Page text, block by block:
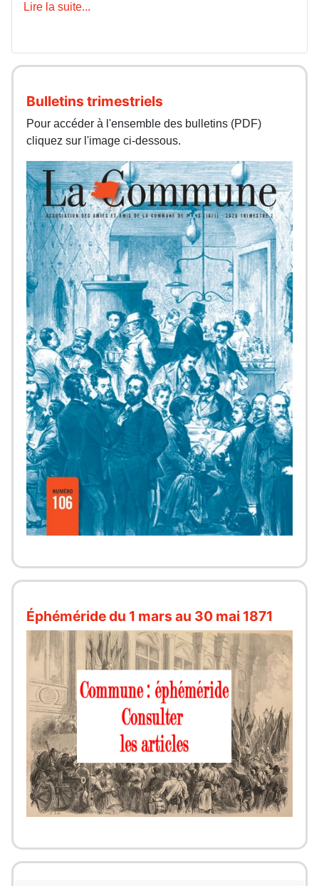
Lire la suite...
Bulletins trimestriels
Pour accéder à l'ensemble des bulletins (PDF)
cliquez sur l'image ci-dessous.
Éphéméride du 1 mars au 30 mai 1871